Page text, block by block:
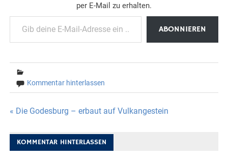
per E-Mail zu erhalten.
Gib deine E-Mail-Adresse ein ...
ABONNIEREN
Kommentar hinterlassen
Beitragsnavigation
« Die Godesburg – erbaut auf Vulkangestein
KOMMENTAR HINTERLASSEN